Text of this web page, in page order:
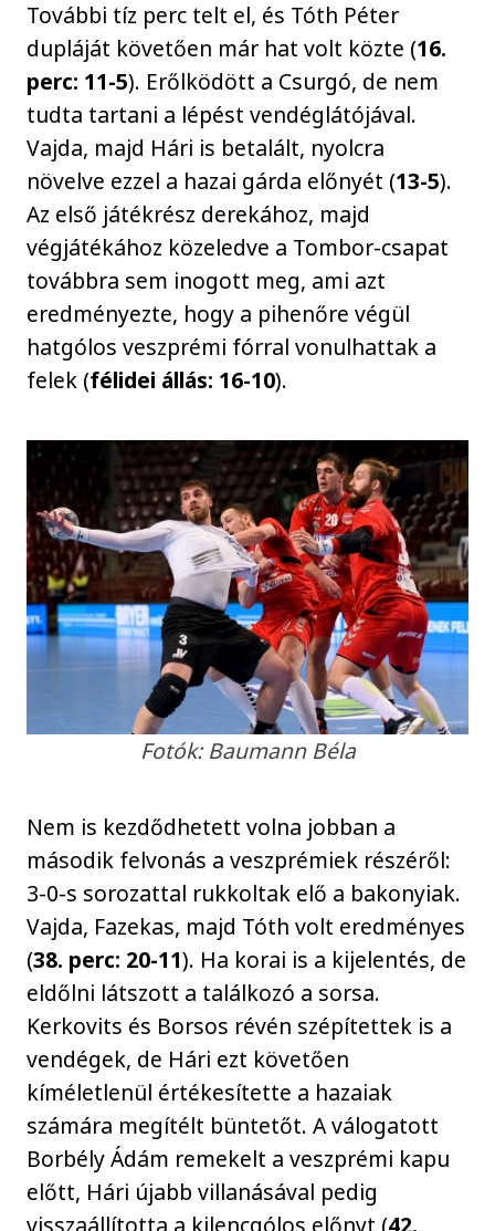
További tíz perc telt el, és Tóth Péter
dupláját követően már hat volt közte (16.
perc: 11-5). Erőlködött a Csurgó, de nem
tudta tartani a lépést vendéglátójával.
Vajda, majd Hári is betalált, nyolcra
növelve ezzel a hazai gárda előnyét (13-5).
Az első játékrész derekához, majd
végjátékához közeledve a Tombor-csapat
továbbra sem inogott meg, ami azt
eredményezte, hogy a pihenőre végül
hatgólos veszprémi fórral vonulhattak a
felek (félidei állás: 16-10).
Fotók: Baumann Béla
Nem is kezdődhetett volna jobban a
második felvonás a veszprémiek részéről:
3-0-s sorozattal rukkoltak elő a bakonyiak.
Vajda, Fazekas, majd Tóth volt eredményes
(38. perc: 20-11). Ha korai is a kijelentés, de
eldőlni látszott a találkozó a sorsa.
Kerkovits és Borsos révén szépítettek is a
vendégek, de Hári ezt követően
kíméletlenül értékesítette a hazaiak
számára megítélt büntetőt. A válogatott
Borbély Ádám remekelt a veszprémi kapu
előtt, Hári újabb villanásával pedig
visszaállította a kilencgólos előnyt (42.